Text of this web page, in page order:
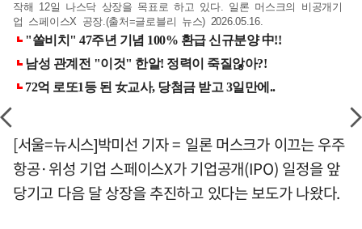
작해 12일 나스닥 상장을 목표로 하고 있다. 일론 머스크의 비공개기
업 스페이스X 공장.(출처=글로블리 뉴스) 2026.05.16.
[서울=뉴시스]박미선 기자 = 일론 머스크가 이끄는 우주
항공·위성 기업 스페이스X가 기업공개(IPO) 일정을 앞
당기고 다음 달 상장을 추진하고 있다는 보도가 나왔다.